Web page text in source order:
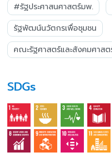
#รัฐประศาสนศาสตร์มพ.
รัฐพัฒน์นวัตกรเพื่อชุมชน
คณะรัฐศาสตร์และสังคมศาสต
SDGs